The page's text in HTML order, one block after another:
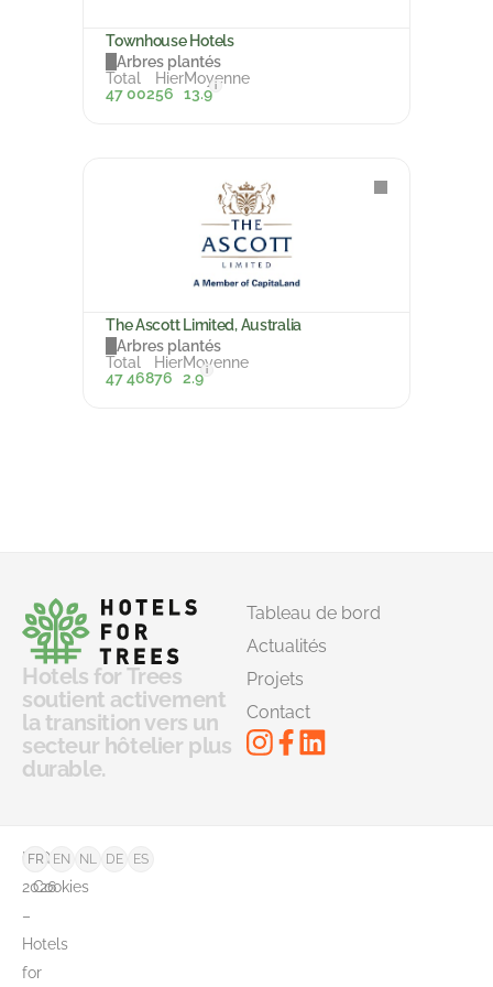
Townhouse Hotels
Arbres plantés
Total
47 002
Hier
56
Moyenne
13.9 i
The Ascott Limited, Australia
Arbres plantés
Total
47 468
Hier
76
Moyenne
2.9 i
Hotels for Trees
soutient activement
la transition vers un
secteur hôtelier plus
durable.
Tableau de bord
Actualités
Projets
Contact
©
2026
–
Hotels
for
FAQ
Cookies
FR EN NL DE ES